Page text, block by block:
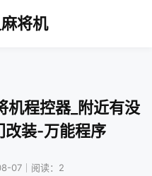
将机
机程控器_附近有没
改装-万能程序
07｜阅读：2